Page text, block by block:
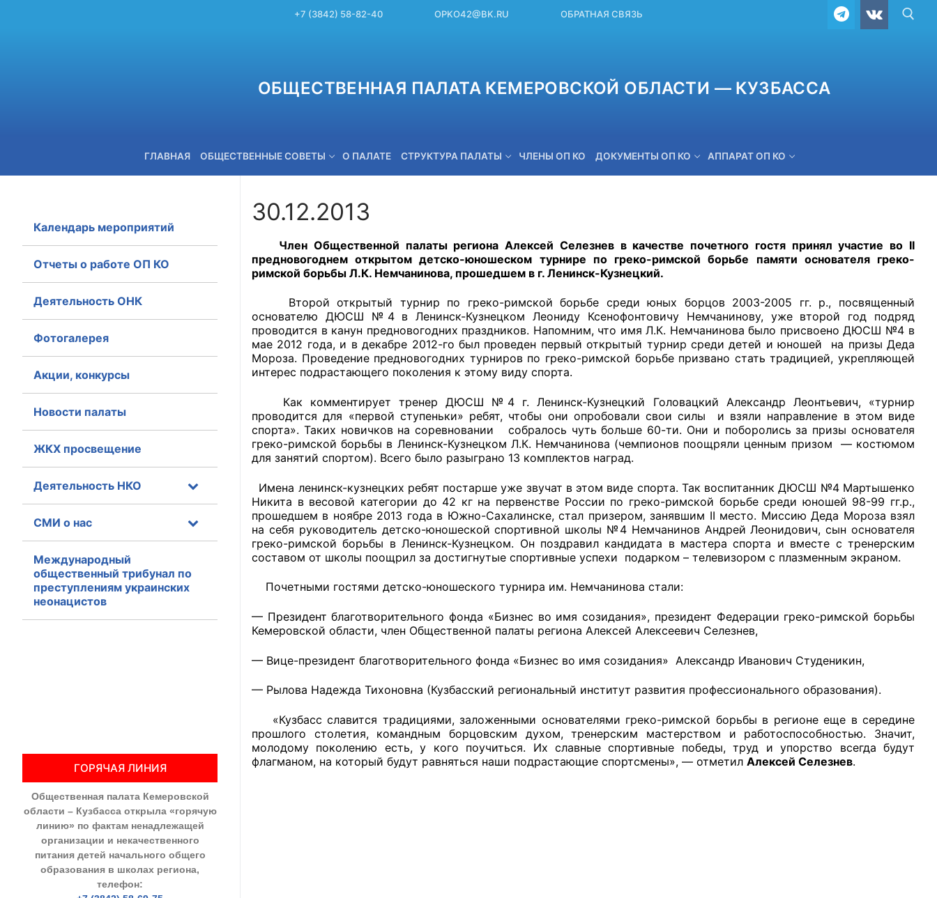
+7 (3842) 58-82-40 OPKO42@BK.RU ОБРАТНАЯ СВЯЗЬ
ОБЩЕСТВЕННАЯ ПАЛАТА КЕМЕРОВСКОЙ ОБЛАСТИ — КУЗБАССА
ГЛАВНАЯ ОБЩЕСТВЕННЫЕ СОВЕТЫ О ПАЛАТЕ СТРУКТУРА ПАЛАТЫ ЧЛЕНЫ ОП КО ДОКУМЕНТЫ ОП КО АППАРАТ ОП КО
+7 (3842) 58-82-40 OPKO42@BK.RU ОБРАТНАЯ СВЯЗЬ
Главная
Общественные советы
Общественные советы при территориальных органах федеральных органов
исполнительной власти
Общественные советы по проведению независимой оценки качества условий
оказания услуг
О Палате
Структура Палаты
Комиссии
Экспертный совет ОП КО
Совет ОП КО
Регламент ОП КО
Кодекс этики ОП КО
30.12.2013
Член Общественной палаты региона Алексей Селезнев в качестве почетного гостя принял участие во II
предновогоднем открытом детско-юношеском турнире по греко-римской борьбе памяти основателя греко-
римской борьбы Л.К. Немчанинова, прошедшем в г. Ленинск-Кузнецкий.
Второй открытый турнир по греко-римской борьбе среди юных борцов 2003-2005 гг. р., посвященный
основателю ДЮСШ №4 в Ленинск-Кузнецком Леониду Ксенофонтовичу Немчанинову, уже второй год подряд
проводится в канун предновогодних праздников. Напомним, что имя Л.К. Немчанинова было присвоено ДЮСШ №4 в
мае 2012 года, и в декабре 2012-го был проведен первый открытый турнир среди детей и юношей на призы Деда
Мороза. Проведение предновогодних турниров по греко-римской борьбе призвано стать традицией, укрепляющей
интерес подрастающего поколения к этому виду спорта.
Как комментирует тренер ДЮСШ №4 г. Ленинск-Кузнецкий Головацкий Александр Леонтьевич, «турнир
проводится для «первой ступеньки» ребят, чтобы они опробовали свои силы и взяли направление в этом виде
спорта». Таких новичков на соревновании собралось чуть больше 60-ти. Они и поборолись за призы основателя
греко-римской борьбы в Ленинск-Кузнецком Л.К. Немчанинова (чемпионов поощряли ценным призом — костюмом
для занятий спортом). Всего было разыграно 13 комплектов наград.
Имена ленинск-кузнецких ребят постарше уже звучат в этом виде спорта. Так воспитанник ДЮСШ №4 Мартышенко
Никита в весовой категории до 42 кг на первенстве России по греко-римской борьбе среди юношей 98-99 гг.р.,
прошедшем в ноябре 2013 года в Южно-Сахалинске, стал призером, занявшим II место. Миссию Деда Мороза взял
на себя руководитель детско-юношеской спортивной школы №4 Немчанинов Андрей Леонидович, сын основателя
греко-римской борьбы в Ленинск-Кузнецком. Он поздравил кандидата в мастера спорта и вместе с тренерским
составом от школы поощрил за достигнутые спортивные успехи подарком – телевизором с плазменным экраном.
Почетными гостями детско-юношеского турнира им. Немчанинова стали:
— Президент благотворительного фонда «Бизнес во имя созидания», президент Федерации греко-римской борьбы
Кемеровской области, член Общественной палаты региона Алексей Алексеевич Селезнев,
— Вице-президент благотворительного фонда «Бизнес во имя созидания» Александр Иванович Студеникин,
— Рылова Надежда Тихоновна (Кузбасский региональный институт развития профессионального образования).
«Кузбасс славится традициями, заложенными основателями греко-римской борьбы в регионе еще в середине
прошлого столетия, командным борцовским духом, тренерским мастерством и работоспособностью. Значит,
молодому поколению есть, у кого поучиться. Их славные спортивные победы, труд и упорство всегда будут
флагманом, на который будут равняться наши подрастающие спортсмены», — отметил Алексей Селезнев.
Календарь мероприятий
Отчеты о работе ОП КО
Деятельность ОНК
Фотогалерея
Акции, конкурсы
Новости палаты
ЖКХ просвещение
Деятельность НКО
СМИ о нас
Международный
общественный трибунал по
преступлениям украинских
неонацистов
ГОРЯЧАЯ ЛИНИЯ
Общественная палата Кемеровской
области – Кузбасса открыла «горячую
линию» по фактам ненадлежащей
организации и некачественного
питания детей начального общего
образования в школах региона,
телефон: